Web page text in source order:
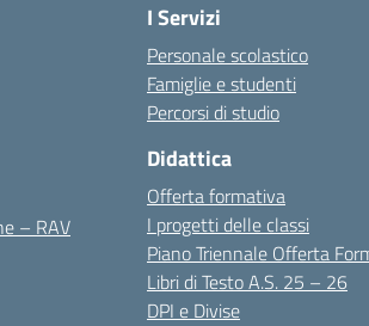
– RAV
I Servizi
Personale scolastico
Famiglie e studenti
Percorsi di studio
Didattica
Offerta formativa
I progetti delle classi
Piano Triennale Offerta
Libri di Testo A.S. 25 – 26
DPI e Divise